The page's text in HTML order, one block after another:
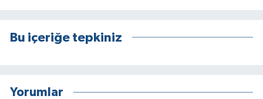
Bu içeriğe tepkiniz
Yorumlar